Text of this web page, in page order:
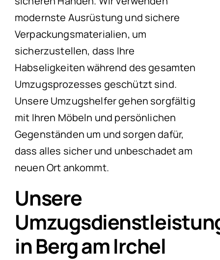
modernste Ausrüstung und sichere
Verpackungsmaterialien, um
sicherzustellen, dass Ihre
Habseligkeiten während des gesamten
Umzugsprozesses geschützt sind.
Unsere Umzugshelfer gehen sorgfältig
mit Ihren Möbeln und persönlichen
Gegenständen um und sorgen dafür,
dass alles sicher und unbeschadet am
neuen Ort ankommt.
Unsere
in Berg am Irchel